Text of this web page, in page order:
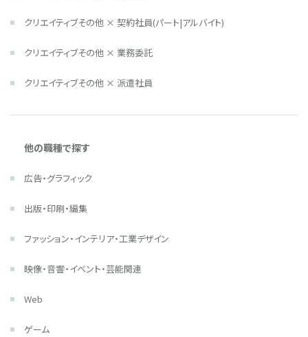
クリエイティブその他 × 契約社員(パート|アルバイト)
クリエイティブその他 × 業務委託
クリエイティブその他 × 派遣社員
他の職種で探す
広告・グラフィック
出版・印刷・編集
ファッション・インテリア・工業デザイン
映像・音響・イベント・芸能関連
Web
ゲーム